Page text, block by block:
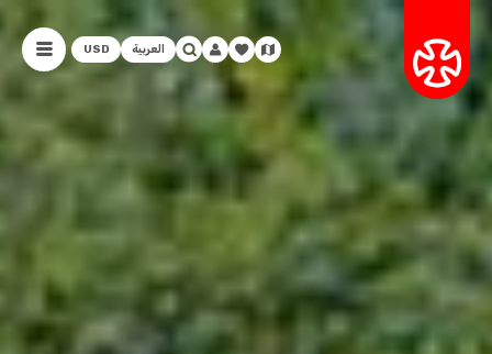
العربية USD